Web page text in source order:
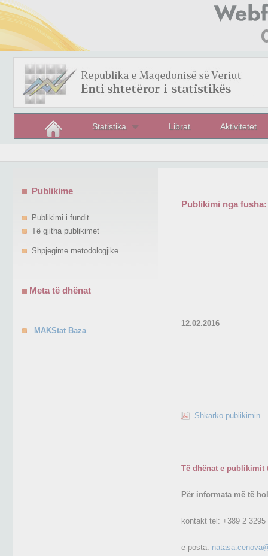
Statistika Librat Aktivitetet
Publikimi nga fusha:
12.02.2016
Shkarko publikimin
Të dhënat e
Për informata më të
kontakt tel: +389 2 3295
e-posta:
Publikime
Publikimi i fundit
Të gjitha publikimet
Shpjegime metodologjike
Meta të dhënat
MAKStat Baza